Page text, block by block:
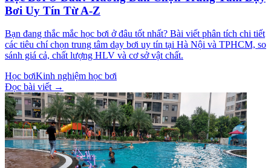
Bơi Uy Tín Từ A-Z
Bạn đang thắc mắc học bơi ở đâu tốt nhất? Bài viết phân tích chi tiết
các tiêu chí chọn trung tâm dạy bơi uy tín tại Hà Nội và TPHCM, so
sánh giá cả, chất lượng HLV và cơ sở vật chất.
Học bơiKinh nghiệm học bơi
Đọc bài viết →